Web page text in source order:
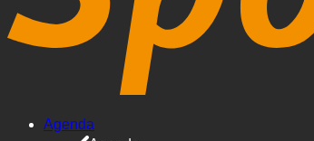
Agenda